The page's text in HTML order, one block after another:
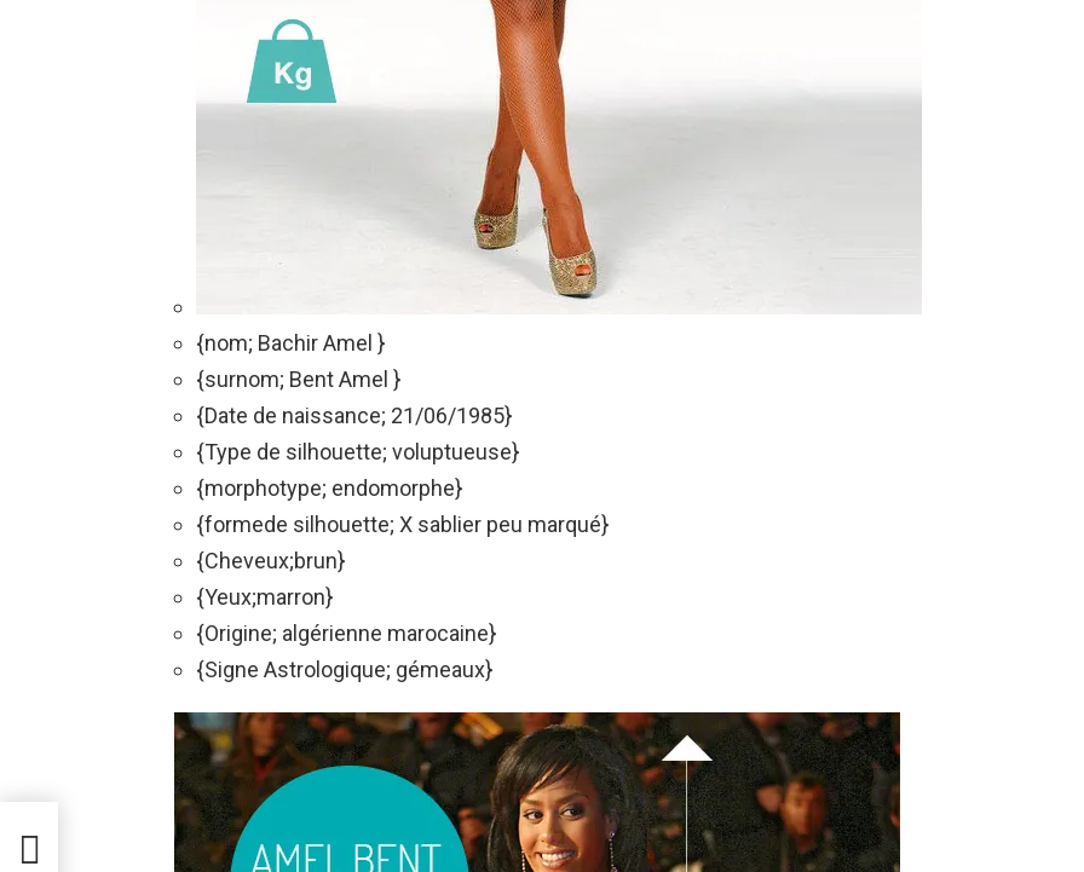
{nom; Bachir Amel }
{surnom; Bent Amel }
{Date de naissance; 21/06/1985}
{Type de silhouette; voluptueuse}
{morphotype; endomorphe}
{formede silhouette; X sablier peu marqué}
{Cheveux;brun}
{Yeux;marron}
{Origine; algérienne marocaine}
{Signe Astrologique; gémeaux}